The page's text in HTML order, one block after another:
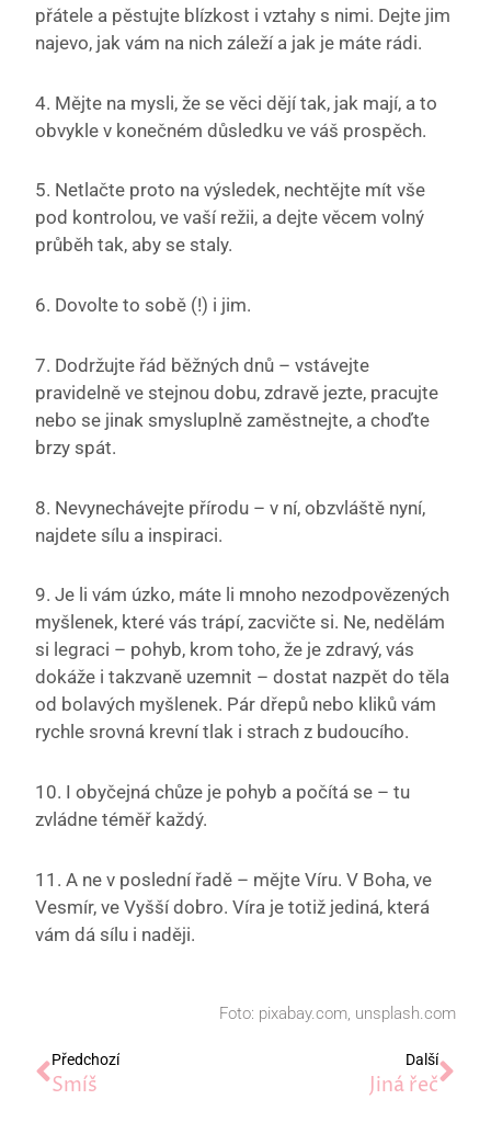
přátele a pěstujte blízkost i vztahy s nimi. Dejte jim
najevo, jak vám na nich záleží a jak je máte rádi.
4. Mějte na mysli, že se věci dějí tak, jak mají, a to
obvykle v konečném důsledku ve váš prospěch.
5. Netlačte proto na výsledek, nechtějte mít vše
pod kontrolou, ve vaší režii, a dejte věcem volný
průběh tak, aby se staly.
6. Dovolte to sobě (!) i jim.
7. Dodržujte řád běžných dnů – vstávejte
pravidelně ve stejnou dobu, zdravě jezte, pracujte
nebo se jinak smysluplně zaměstnejte, a choďte
brzy spát.
8. Nevynechávejte přírodu – v ní, obzvláště nyní,
najdete sílu a inspiraci.
9. Je li vám úzko, máte li mnoho nezodpovězených
myšlenek, které vás trápí, zacvičte si. Ne, nedělám
si legraci – pohyb, krom toho, že je zdravý, vás
dokáže i takzvaně uzemnit – dostat nazpět do těla
od bolavých myšlenek. Pár dřepů nebo kliků vám
rychle srovná krevní tlak i strach z budoucího.
10. I obyčejná chůze je pohyb a počítá se – tu
zvládne téměř každý.
11. A ne v poslední řadě – mějte Víru. V Boha, ve
Vesmír, ve Vyšší dobro. Víra je totiž jediná, která
vám dá sílu i naději.
Foto: pixabay.com, unsplash.com
Prev
Předchozí
Smíš
Další
Jiná řeč